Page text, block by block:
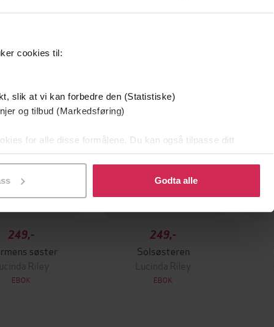
cookies til:
slik at vi kan forbedre den (Statistiske)
og tilbud (Markedsføring)
for alle disse formålene. Du kan også tilpasse ditt
når som helst trekke tilbake eller endre ditt samtykke.
Godta alle
249,-
søster
Lucinda Riley
EBOK
249,-
Solsøsteren
Lucinda Riley
EBOK